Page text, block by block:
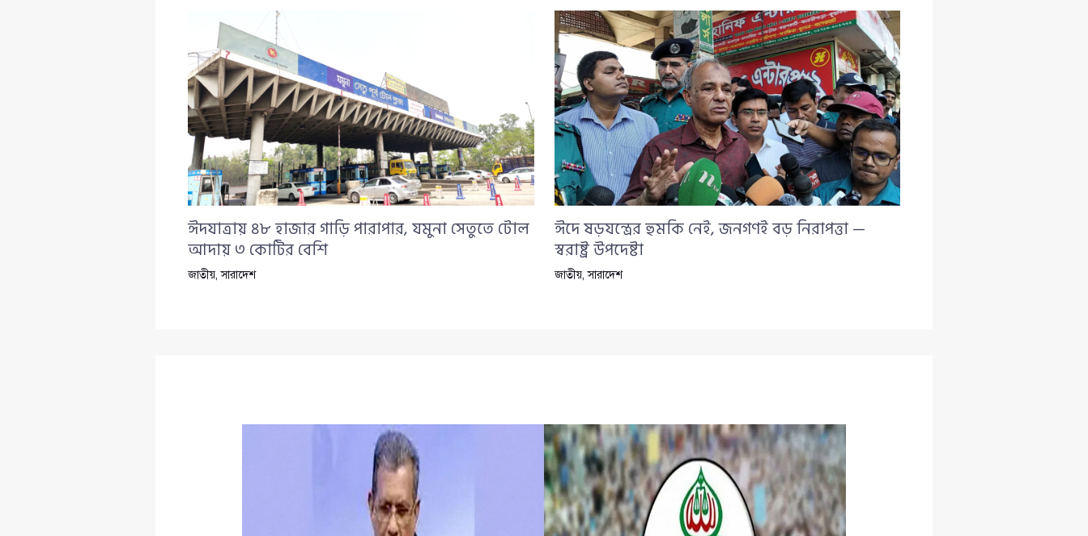
ঈদযাত্রায় ৪৮ হাজার গাড়ি পারাপার, যমুনা সেতুতে টোল
আদায় ৩ কোটির বেশি
জাতীয়,সারাদেশ
ঈদে ষড়যন্ত্রের হুমকি নেই, জনগণই বড় নিরাপত্তা —
স্বরাষ্ট্র উপদেষ্টা
জাতীয়,সারাদেশ